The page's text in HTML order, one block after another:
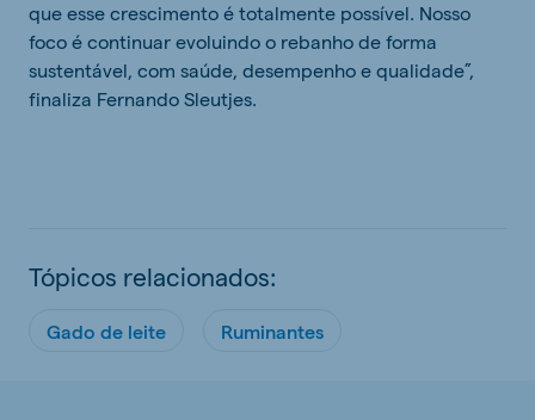
que esse crescimento é totalmente possível. Nosso
foco é continuar evoluindo o rebanho de forma
sustentável, com saúde, desempenho e qualidade”,
finaliza Fernando Sleutjes.
Tópicos relacionados:
Gado de leite Ruminantes